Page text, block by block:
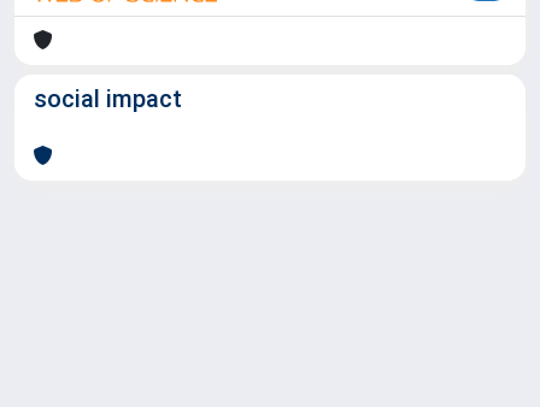
social impact